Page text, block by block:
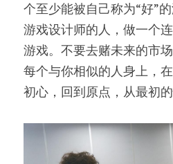
个至少能被自己称为“好”
游戏设计师的人，做一个
游戏。不要去赌未来的市
每个与你相似的人身上，
初心，回到原点，从最初